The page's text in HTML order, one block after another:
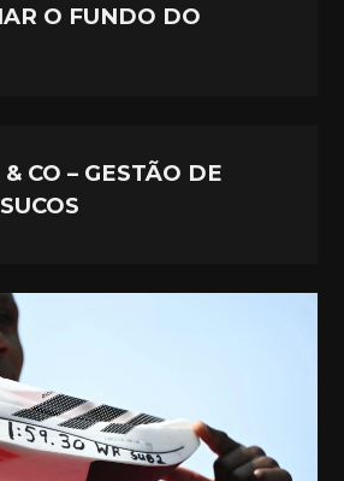
O FUNDO DO
CO – GESTÃO DE